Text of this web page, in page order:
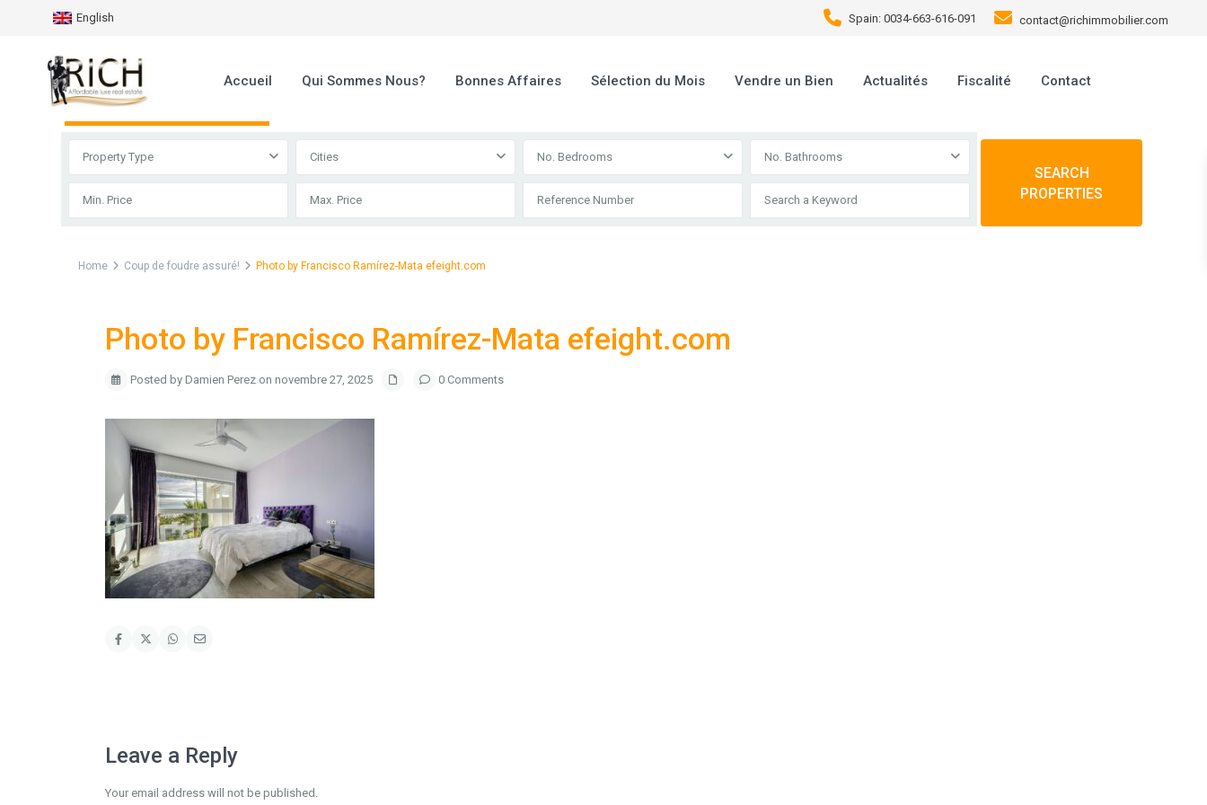
English Spain: 0034-663-616-091 contact@richimmobilier.com
Accueil Qui Sommes Nous? Bonnes Affaires Sélection du Mois Vendre un Bien Actualités Fiscalité
Contact
Advanced Search
Property Type Cities No. Bedrooms No. Bathrooms
SEARCH
PROPERTIES
Home Coup de foudre assuré! Photo by Francisco Ramírez-Mata efeight.com
Photo by Francisco Ramírez-Mata efeight.com
Posted by Damien Perez on novembre 27, 2025 0 Comments
Leave a Reply
Your email address will not be published.